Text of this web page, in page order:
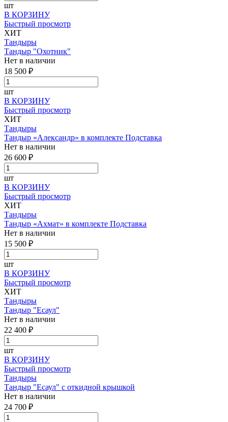
шт
В КОРЗИНУ
Быстрый просмотр
ХИТ
Тандыры
Тандыр "Охотник"
Нет в наличии
18 500 ₽
шт
В КОРЗИНУ
Быстрый просмотр
ХИТ
Тандыры
Тандыр «Александр» в комплекте Подставка
Нет в наличии
26 600 ₽
шт
В КОРЗИНУ
Быстрый просмотр
ХИТ
Тандыры
Тандыр «Ахмат» в комплекте Подставка
Нет в наличии
15 500 ₽
шт
В КОРЗИНУ
Быстрый просмотр
ХИТ
Тандыры
Тандыр "Есаул"
Нет в наличии
22 400 ₽
шт
В КОРЗИНУ
Быстрый просмотр
Тандыры
Тандыр "Есаул" с откидной крышкой
Нет в наличии
24 700 ₽